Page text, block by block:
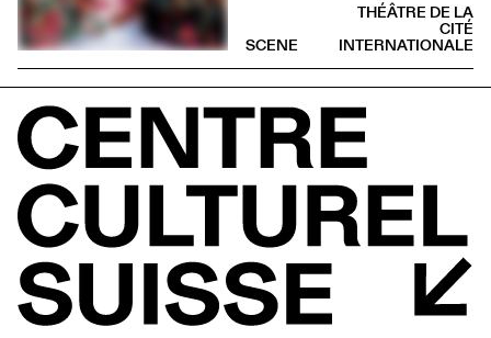
THÉÂTRE DE LA
CITÉ
INTERNATIONALE
SCENE